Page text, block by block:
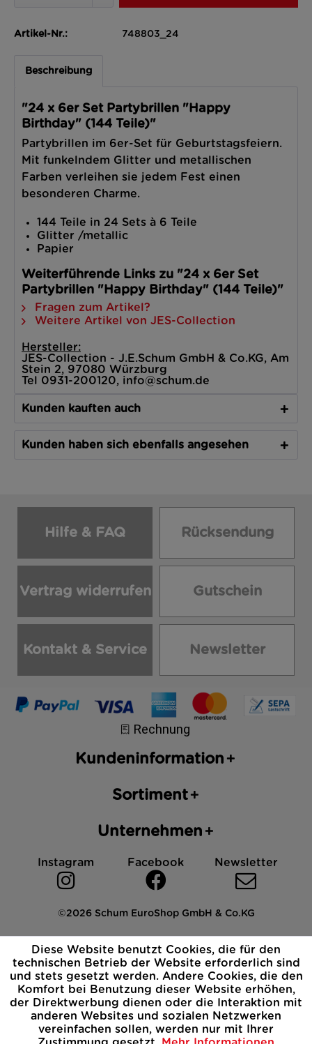
Artikel-Nr.: 748803_24
Beschreibung
"24 x 6er Set Partybrillen "Happy
Birthday" (144 Teile)"
Partybrillen im 6er-Set für Geburtstagsfeiern.
Mit funkelndem Glitter und metallischen
Farben verleihen sie jedem Fest einen
besonderen Charme.
144 Teile in 24 Sets à 6 Teile
Glitter /metallic
Papier
Weiterführende Links zu "24 x 6er Set
Partybrillen "Happy Birthday" (144 Teile)"
Fragen zum Artikel?
Weitere Artikel von JES-Collection
Hersteller:
JES-Collection - J.E.Schum GmbH & Co.KG, Am
Stein 2, 97080 Würzburg
Tel 0931-200120, info@schum.de
Kunden kauften auch
Kunden haben sich ebenfalls angesehen
Hilfe & FAQ Rücksendung
Vertrag widerrufen Gutschein
Kontakt & Service Newsletter
Kundeninformation
Sortiment
Unternehmen
Instagram Facebook Newsletter
©2026 Schum EuroShop GmbH & Co.KG
Impressum Datenschutz AGB Cookies
Widerrufsbelehrung
Diese Website benutzt Cookies, die für den
technischen Betrieb der Website erforderlich sind
und stets gesetzt werden. Andere Cookies, die den
Komfort bei Benutzung dieser Website erhöhen,
der Direktwerbung dienen oder die Interaktion mit
anderen Websites und sozialen Netzwerken
vereinfachen sollen, werden nur mit Ihrer